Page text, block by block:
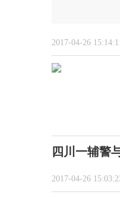
2017-04-26
四川一辅警
2017-04-26